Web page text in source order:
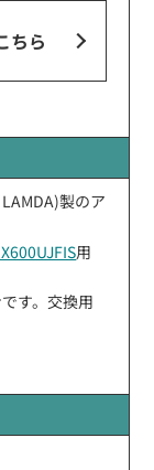
ちら
製のア
用
す。交換用